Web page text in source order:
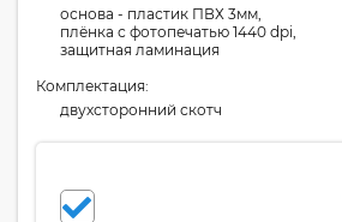
основа - пластик ПВХ 3мм,
плёнка с фотопечатью 1440 dpi,
защитная ламинация
Комплектация:
двухсторонний скотч